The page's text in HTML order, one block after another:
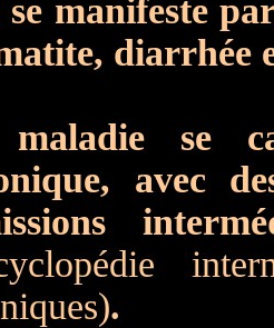
manifeste
diarrhée
se
avec
.